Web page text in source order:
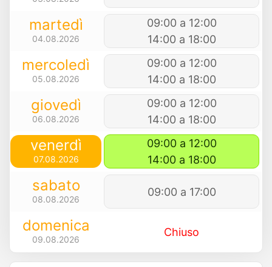
martedì
04.08.2026
09:00 a 12:00
14:00 a 18:00
mercoledì
05.08.2026
09:00 a 12:00
14:00 a 18:00
giovedì
06.08.2026
09:00 a 12:00
14:00 a 18:00
venerdì
07.08.2026
09:00 a 12:00
14:00 a 18:00
sabato
08.08.2026
09:00 a 17:00
domenica
09.08.2026
Chiuso